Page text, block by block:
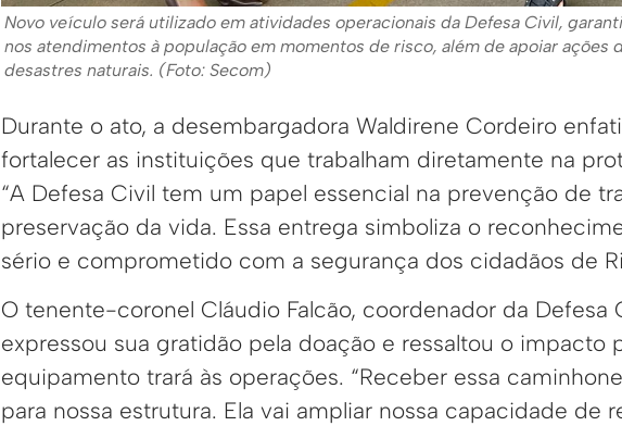
Novo veículo será utilizado em atividades operacionais da Defesa Civil,
nos atendimentos à população em momentos de risco, além de apoiar ações
desastres naturais. (Foto: Secom)
Durante o ato, a desembargadora Waldirene Cordeiro
fortalecer as instituições que trabalham diretamente na
“A Defesa Civil tem um papel essencial na prevenção de
preservação da vida. Essa entrega simboliza o
sério e comprometido com a segurança dos cidadãos de
O tenente-coronel Cláudio Falcão, coordenador da Defesa
expressou sua gratidão pela doação e ressaltou o impacto
equipamento trará às operações. “Receber essa
para nossa estrutura. Ela vai ampliar nossa capacidade de